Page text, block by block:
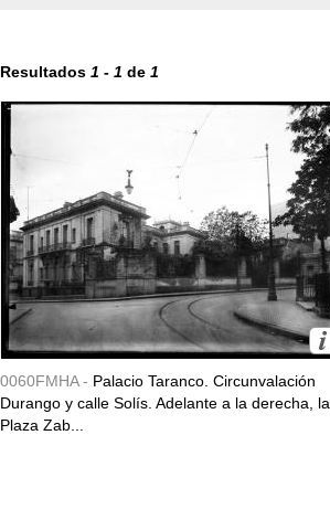
Resultados 1 - 1 de 1
0060FMHA - Palacio Taranco. Circunvalación
Durango y calle Solís. Adelante a la derecha, la
Plaza Zab...